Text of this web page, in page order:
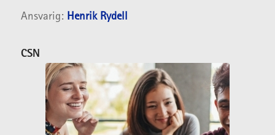
Ansvarig: Henrik Rydell
CSN